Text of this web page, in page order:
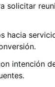
solicitar
hacia
intención